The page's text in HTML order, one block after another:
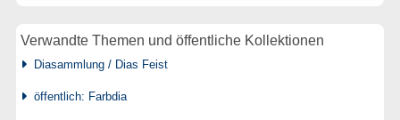
Verwandte Themen und öffentliche Kollektionen
Diasammlung / Dias Feist
öffentlich: Farbdia